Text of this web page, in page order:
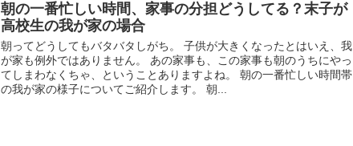
朝の一番忙しい時間、家事の分担どうしてる？末子が
高校生の我が家の場合
朝ってどうしてもバタバタしがち。 子供が大きくなったとはいえ、我
が家も例外ではありません。 あの家事も、この家事も朝のうちにやっ
てしまわなくちゃ、ということありますよね。 朝の一番忙しい時間帯
の我が家の様子についてご紹介します。 朝...